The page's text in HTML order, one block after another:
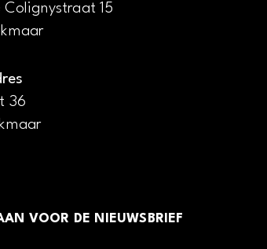
Colignystraat 15
36
VOOR DE NIEUWSBRIEF